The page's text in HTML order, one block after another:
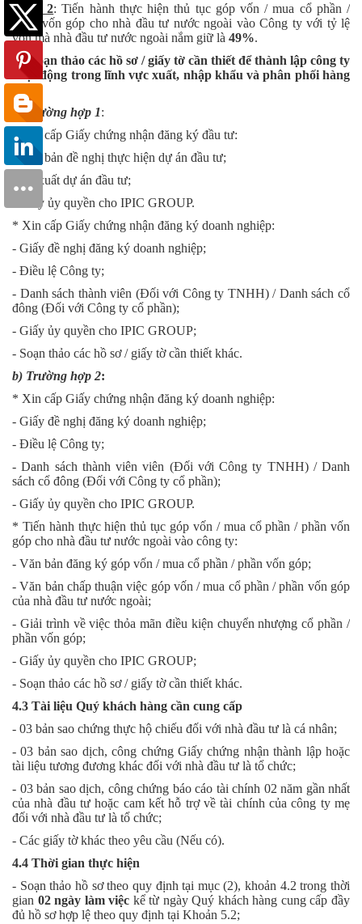
Bước 2: Tiến hành thực hiện thủ tục góp vốn / mua cổ phần /
phần vốn góp cho nhà đầu tư nước ngoài vào Công ty với tỷ lệ
vốn mà nhà đầu tư nước ngoài nắm giữ là 49%.
(2) Soạn thảo các hồ sơ / giấy tờ cần thiết để thành lập công ty
hoạt động trong lĩnh vực xuất, nhập khẩu và phân phối hàng
a) Trường hợp 1:
* Xin cấp Giấy chứng nhận đăng ký đầu tư:
- Văn bản đề nghị thực hiện dự án đầu tư;
- Đề xuất dự án đầu tư;
- Giấy ủy quyền cho IPIC GROUP.
* Xin cấp Giấy chứng nhận đăng ký doanh nghiệp:
- Giấy đề nghị đăng ký doanh nghiệp;
- Điều lệ Công ty;
- Danh sách thành viên (Đối với Công ty TNHH) / Danh sách cổ
đông (Đối với Công ty cổ phần);
- Giấy ủy quyền cho IPIC GROUP;
- Soạn thảo các hồ sơ / giấy tờ cần thiết khác.
b) Trường hợp 2:
* Xin cấp Giấy chứng nhận đăng ký doanh nghiệp:
- Giấy đề nghị đăng ký doanh nghiệp;
- Điều lệ Công ty;
- Danh sách thành viên viên (Đối với Công ty TNHH) / Danh
sách cổ đông (Đối với Công ty cổ phần);
- Giấy ủy quyền cho IPIC GROUP.
* Tiến hành thực hiện thủ tục góp vốn / mua cổ phần / phần vốn
góp cho nhà đầu tư nước ngoài vào công ty:
- Văn bản đăng ký góp vốn / mua cổ phần / phần vốn góp;
- Văn bản chấp thuận việc góp vốn / mua cổ phần / phần vốn góp
của nhà đầu tư nước ngoài;
- Giải trình về việc thỏa mãn điều kiện chuyển nhượng cổ phần /
phần vốn góp;
- Giấy ủy quyền cho IPIC GROUP;
- Soạn thảo các hồ sơ / giấy tờ cần thiết khác.
4.3 Tài liệu Quý khách hàng cần cung cấp
- 03 bản sao chứng thực hộ chiếu đối với nhà đầu tư là cá nhân;
- 03 bản sao dịch, công chứng Giấy chứng nhận thành lập hoặc
tài liệu tương đương khác đối với nhà đầu tư là tổ chức;
- 03 bản sao dịch, công chứng báo cáo tài chính 02 năm gần nhất
của nhà đầu tư hoặc cam kết hỗ trợ về tài chính của công ty mẹ
đối với nhà đầu tư là tổ chức;
- Các giấy tờ khác theo yêu cầu (Nếu có).
4.4 Thời gian thực hiện
- Soạn thảo hồ sơ theo quy định tại mục (2), khoản 4.2 trong thời
gian 02 ngày làm việc kể từ ngày Quý khách hàng cung cấp đầy
đủ hồ sơ hợp lệ theo quy định tại Khoản 5.2;